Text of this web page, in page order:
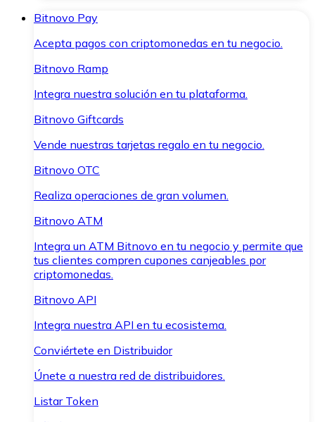
Bitnovo Pay
Acepta pagos con criptomonedas en tu negocio.
Bitnovo Ramp
Integra nuestra solución en tu plataforma.
Bitnovo Giftcards
Vende nuestras tarjetas regalo en tu negocio.
Bitnovo OTC
Realiza operaciones de gran volumen.
Bitnovo ATM
Integra un ATM Bitnovo en tu negocio y permite que
tus clientes compren cupones canjeables por
criptomonedas.
Bitnovo API
Integra nuestra API en tu ecosistema.
Conviértete en Distribuidor
Únete a nuestra red de distribuidores.
Listar Token